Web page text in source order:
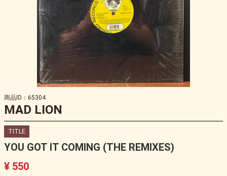
商品ID：65304
MAD LION
TITLE
YOU GOT IT COMING (THE REMIXES)
¥ 550